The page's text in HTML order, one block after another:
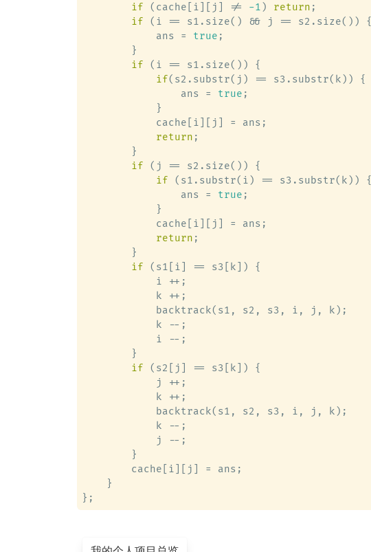
if (cache[i][j] != -1 ) return ;
if (i == s1.size() && j == s2.size()) {
            ans =
true ;
        }
if (i == s1.size()) {
if(s2.substr(j) == s3.substr(k)) {
                ans =
true ;
            }
            cache[i][j] = ans;
return ;
        }
if (j == s2.size()) {
if (s1.substr(i) == s3.substr(k)) {
                ans =
true ;
            }
            cache[i][j] = ans;
return ;
        }
if (s1[i] == s3[k]) {
            i ++;
            k ++;
            backtrack(s1, s2, s3, i, j, k);
            k --;
            i --;
        }
if (s2[j] == s3[k]) {
            j ++;
            k ++;
            backtrack(s1, s2, s3, i, j, k);
            k --;
            j --;
        }
        cache[i][j] = ans;
    }